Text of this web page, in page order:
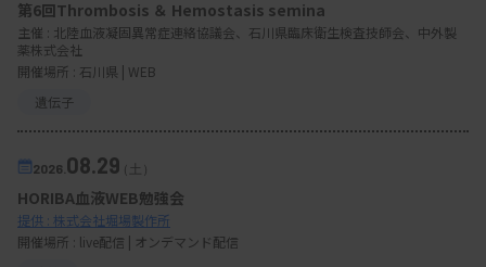
第6回Thrombosis ＆ Hemostasis semina
主催 : 北陸血液凝固異常症連絡協議会、石川県臨床衛生検査技師会、中外製
薬株式会社
開催場所 : 石川県 | WEB
遺伝子
2026. 08.29（土）
HORIBA血液WEB勉強会
提供 : 株式会社堀場製作所
開催場所 : live配信 | オンデマンド配信